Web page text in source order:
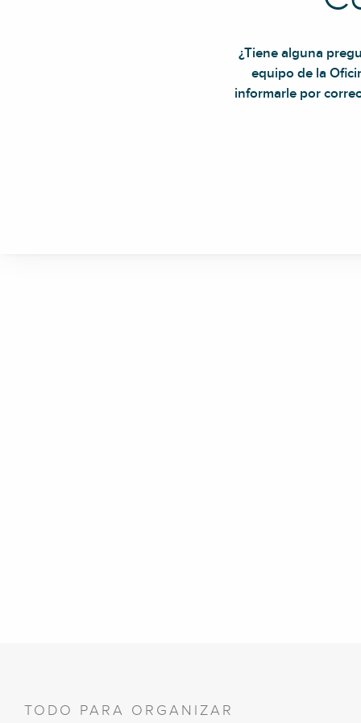
¿Tiene alguna
equipo de la
informarle por
TODO PARA ORGANIZAR